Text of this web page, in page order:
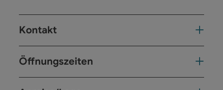
Kontakt
Öffnungszeiten